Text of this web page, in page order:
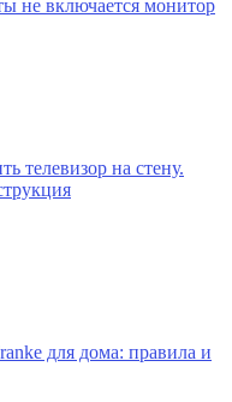
не включается монитор
телевизор на стену.
для дома: правила и